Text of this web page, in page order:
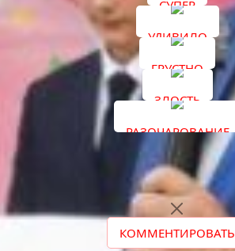
СУПЕР
УДИВИЛО
ГРУСТНО
ЗЛОСТЬ
РАЗОЧАРОВАНИЕ
КОММЕНТИРОВАТЬ